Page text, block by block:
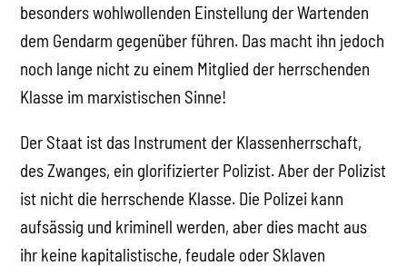
besonders wohlwollenden Einstellung der Wartenden
dem Gendarm gegenüber führen. Das macht ihn jedoch
noch lange nicht zu einem Mitglied der herrschenden
Klasse im marxistischen Sinne!
Der Staat ist das Instrument der Klassenherrschaft,
des Zwanges, ein glorifizierter Polizist. Aber der Polizist
ist nicht die herrschende Klasse. Die Polizei kann
aufsässig und kriminell werden, aber dies macht aus
ihr keine kapitalistische, feudale oder Sklaven